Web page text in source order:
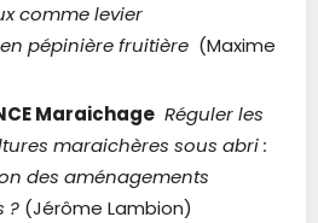
comme levier
pépinière fruitière (Maxime
Maraichage Réguler les
maraichères sous abri :
des aménagements
? (Jérôme Lambion)